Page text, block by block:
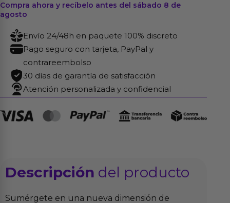
Compra ahora y recíbelo antes del sábado 8 de
agosto
Envío 24/48h en paquete 100% discreto
Pago seguro con tarjeta, PayPal y
contrareembolso
30 días de garantía de satisfacción
Atención personalizada y confidencial
Descripción del producto
Sumérgete en una nueva dimensión de